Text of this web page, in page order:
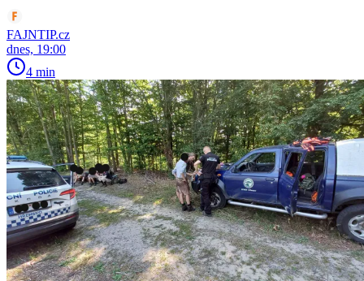
FAJNTIP.cz
dnes, 19:00
4 min